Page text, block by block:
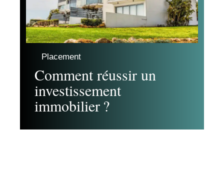
Placement
Comment réussir un
investissement
immobilier ?